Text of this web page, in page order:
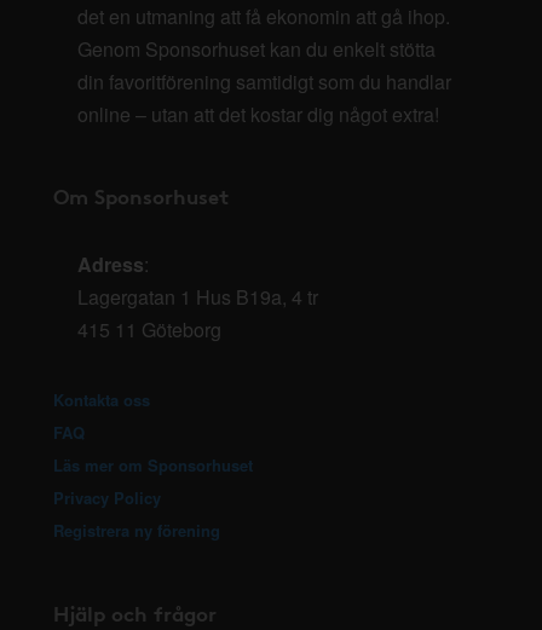
det en utmaning att få ekonomin att gå ihop.
Genom Sponsorhuset kan du enkelt stötta
din favoritförening samtidigt som du handlar
online – utan att det kostar dig något extra!
Om Sponsorhuset
Adress:
Lagergatan 1 Hus B19a, 4 tr
415 11 Göteborg
Kontakta oss
FAQ
Läs mer om Sponsorhuset
Privacy Policy
Registrera ny förening
Hjälp och frågor